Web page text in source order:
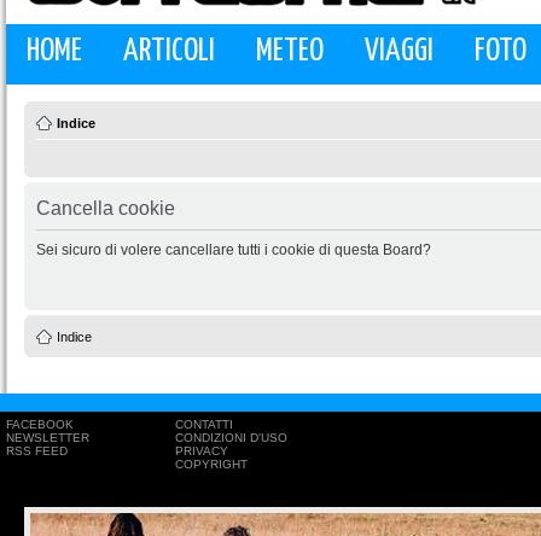
HOME ARTICOLI METEO VIAGGI FOTO
Indice
Cancella cookie
Sei sicuro di volere cancellare tutti i cookie di questa Board?
Indice
FACEBOOK
NEWSLETTER
RSS FEED
CONTATTI
CONDIZIONI D'USO
PRIVACY
COPYRIGHT